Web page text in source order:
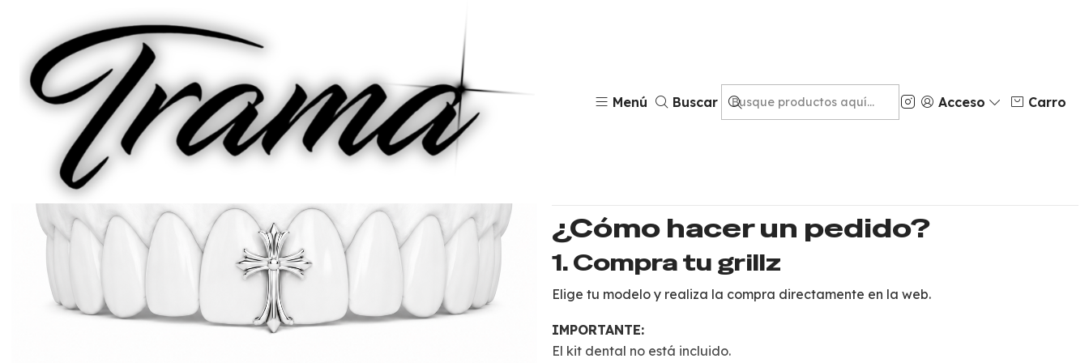
Menú Buscar Acceso Carro
Catalogo Grillz Grillz Clásicos
AGREGAR AL CARRO
COMPRAR AHORA
¿Cómo hacer un pedido?
1. Compra tu grillz
Elige tu modelo y realiza la compra directamente en la web.
IMPORTANTE:
El kit dental no está incluido.